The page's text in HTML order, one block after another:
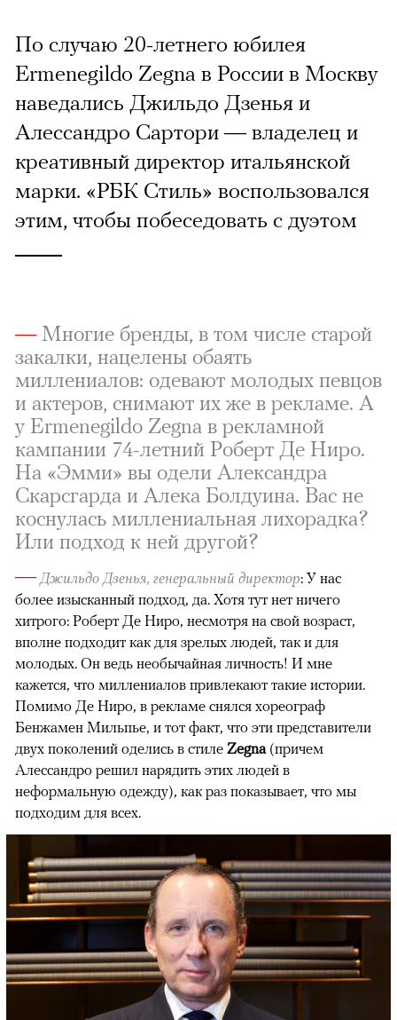
По случаю 20-летнего юбилея
Ermenegildo Zegna в России в Москву
наведались Джильдо Дзенья и
Алессандро Сартори — владелец и
креативный директор итальянской
марки. «РБК Стиль» воспользовался
этим, чтобы побеседовать с дуэтом
—Многие бренды, в том числе старой
закалки, нацелены обаять
миллениалов: одевают молодых певцов
и актеров, снимают их же в рекламе. А
у Ermenegildo Zegna в рекламной
кампании 74-летний Роберт Де Ниро.
На «Эмми» вы одели Александра
Скарсгарда и Алека Болдуина. Вас не
коснулась миллениальная лихорадка?
Или подход к ней другой?
— Джильдо Дзенья, генеральный директор: У нас
более изысканный подход, да. Хотя тут нет ничего
хитрого: Роберт Де Ниро, несмотря на свой возраст,
вполне подходит как для зрелых людей, так и для
молодых. Он ведь необычайная личность! И мне
кажется, что миллениалов привлекают такие истории.
Помимо Де Ниро, в рекламе снялся хореограф
Бенжамен Мильпье, и тот факт, что эти представители
двух поколений оделись в стиле Zegna (причем
Алессандро решил нарядить этих людей в
неформальную одежду), как раз показывает, что мы
подходим для всех.